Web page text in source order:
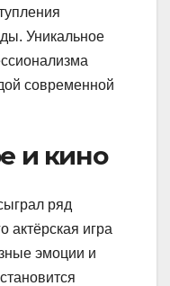
Уникальное
современной
и кино
ряд
актёрская игра
эмоции и